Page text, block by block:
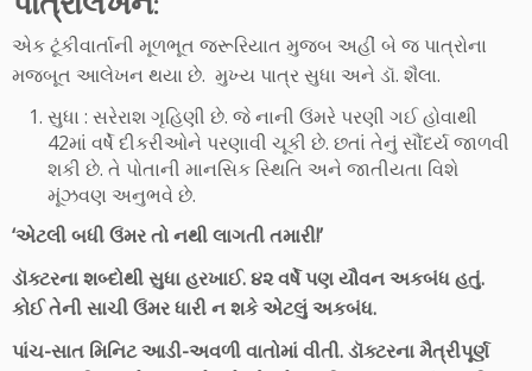
એક ટૂંકીવાર્તાની મૂળભૂત જરૂરિયાત મુજબ અહીં બે જ પાત્રોના
મજબૂત આલેખન થયા છે. મુખ્ય પાત્ર સુધા અને ડૉ. શૈલા.
સુધા : સરેરાશ ગૃહિણી છે. જે નાની ઉંમરે પરણી ગઈ હોવાથી
42માં વર્ષે દીકરીઓને પરણાવી ચૂકી છે. છતાં તેનું સૌંદર્ય જાળવી
શકી છે. તે પોતાની માનસિક સ્થિતિ અને જાતીયતા વિશે
મૂંઝવણ અનુભવે છે.
‘એટલી બધી ઉંમર તો નથી લાગતી તમારી!’
ડૉક્ટરના શબ્દોથી સુધા હરખાઈ. ૪૨ વર્ષે પણ યૌવન અકબંધ હતું.
કોઈ તેની સાચી ઉંમર ધારી ન શકે એટલું અકબંધ.
પાંચ-સાત મિનિટ આડી-અવળી વાતોમાં વીતી. ડૉક્ટરના મૈત્રીપૂર્ણ